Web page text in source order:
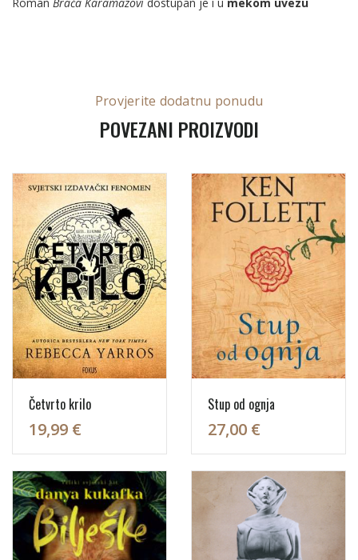
Provjerite dodatnu ponudu
POVEZANI PROIZVODI
Četvrto krilo
19,99 €
Stup od ognja
27,00 €